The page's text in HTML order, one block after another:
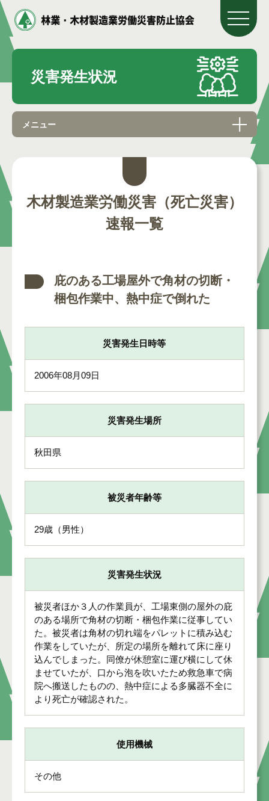
災害発生状況
メニュー
木材製造業労働災害（死亡災害）
速報一覧
庇のある工場屋外で角材の切断・
梱包作業中、熱中症で倒れた
災害発生日時等
2006年08月09日
災害発生場所
秋田県
被災者年齢等
29歳（男性）
災害発生状況
被災者ほか３人の作業員が、工場東側の屋外の庇
のある場所で角材の切断・梱包作業に従事してい
た。被災者は角材の切れ端をパレットに積み込む
作業をしていたが、所定の場所を離れて床に座り
込んでしまった。同僚が休憩室に運び横にして休
ませていたが、口から泡を吹いたため救急車で病
院へ搬送したものの、熱中症による多臓器不全に
より死亡が確認された。
使用機械
その他